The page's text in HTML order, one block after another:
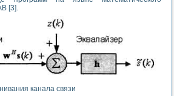
[3].
канала связи